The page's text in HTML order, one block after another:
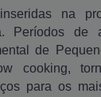
na
Períodos de
de
cooking,
para os